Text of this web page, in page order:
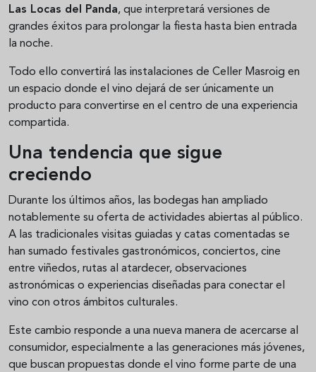
Las Locas del Panda, que interpretará versiones de
grandes éxitos para prolongar la fiesta hasta bien entrada
la noche.
Todo ello convertirá las instalaciones de Celler Masroig en
un espacio donde el vino dejará de ser únicamente un
producto para convertirse en el centro de una experiencia
compartida.
Una tendencia que sigue
creciendo
Durante los últimos años, las bodegas han ampliado
notablemente su oferta de actividades abiertas al público.
A las tradicionales visitas guiadas y catas comentadas se
han sumado festivales gastronómicos, conciertos, cine
entre viñedos, rutas al atardecer, observaciones
astronómicas o experiencias diseñadas para conectar el
vino con otros ámbitos culturales.
Este cambio responde a una nueva manera de acercarse al
consumidor, especialmente a las generaciones más jóvenes,
que buscan propuestas donde el vino forme parte de una